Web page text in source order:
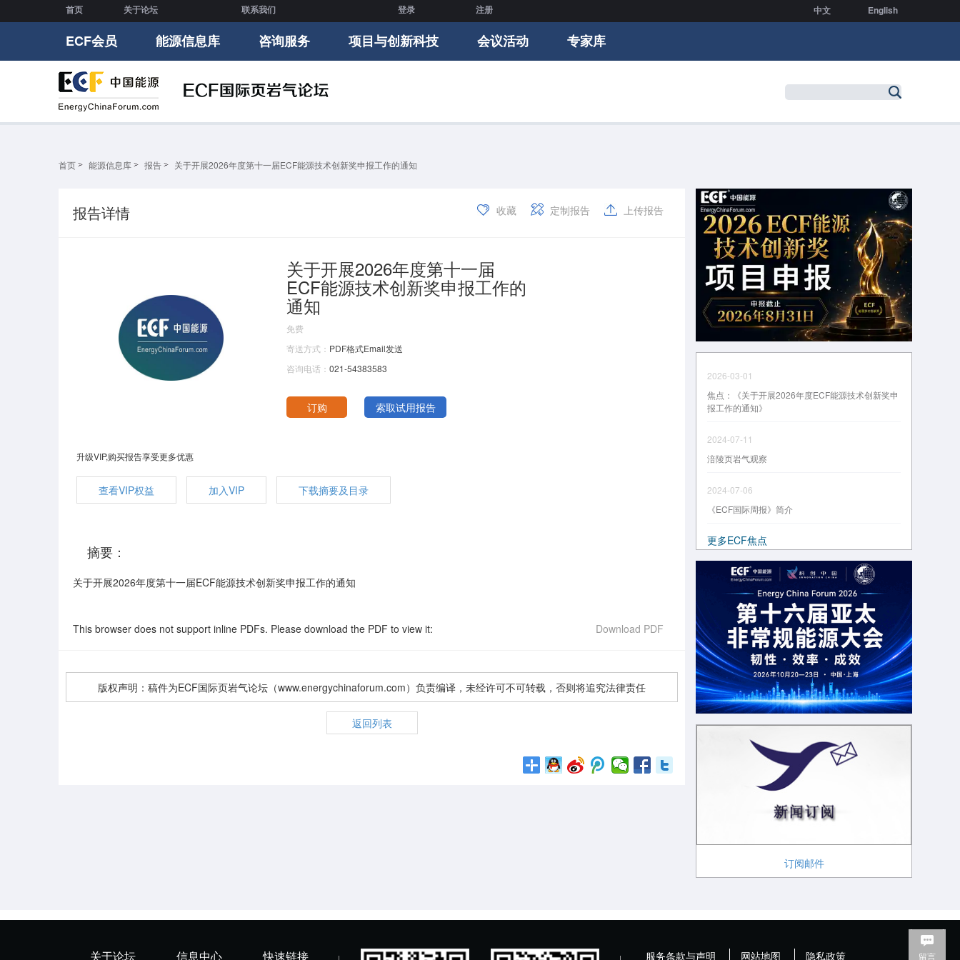
首页 关于论坛 联系我们 登录 注册 中文 English
ECF会员 能源信息库 咨询服务 项目与创新科技 会议活动 专家库
首页 能源信息库 报告 关于开展2026年度第十一届ECF能源技术创新奖申报工作的通知
报告详情 上传报告
定制报告
收藏
关于开展2026年度第十一届
ECF能源技术创新奖申报工作的
通知
免费
寄送方式： PDF格式Email发送
咨询电话：021-54383583
升级VIP,购买报告享受更多优惠
查看VIP权益 加入VIP 下载摘要及目录
摘要：
关于开展2026年度第十一届ECF能源技术创新奖申报工作的通知
This browser does not support inline PDFs. Please download the PDF to view it: Download PDF
版权声明：稿件为ECF国际页岩气论坛（www.energychinaforum.com）负责编译，未经许可不可转载，否则将追究法律责任
返回列表
2026-03-01
焦点：《关于开展2026年度ECF能源技术创新奖申
报工作的通知》
2024-07-11
涪陵页岩气观察
2024-07-06
《ECF国际周报》简介
更多ECF焦点
订阅邮件
关于论坛 信息中心 快速链接 服务条款与声明 网站地图 隐私政策 留言